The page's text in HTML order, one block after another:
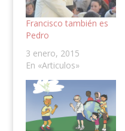
Francisco también es
Pedro
3 enero, 2015
En «Articulos»